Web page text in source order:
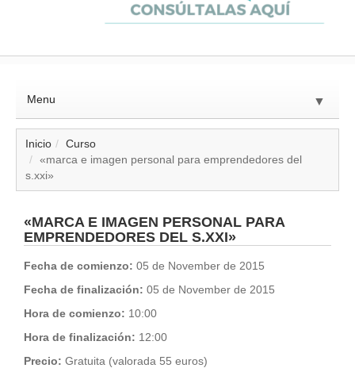
Menu ▼
Inicio
Curso
«marca e imagen personal para emprendedores del
s.xxi»
«MARCA E IMAGEN PERSONAL PARA
EMPRENDEDORES DEL S.XXI»
Fecha de comienzo: 05 de November de 2015
Fecha de finalización: 05 de November de 2015
Hora de comienzo: 10:00
Hora de finalización: 12:00
Precio: Gratuita (valorada 55 euros)